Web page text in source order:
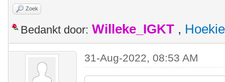
Zoek
Bedankt door: Willeke_IGKT , Hoekie
31-Aug-2022, 08:53 AM